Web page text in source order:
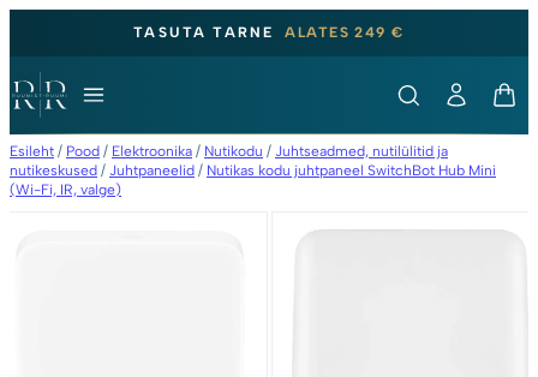
TASUTA TARNE ALATES 249 €
Esileht / Pood / Elektroonika / Nutikodu / Juhtseadmed, nutilülitid ja
nutikeskused / Juhtpaneelid / Nutikas kodu juhtpaneel SwitchBot Hub Mini
(Wi-Fi, IR, valge)